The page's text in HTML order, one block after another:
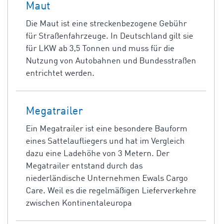
Maut
Die Maut ist eine streckenbezogene Gebühr
für Straßenfahrzeuge. In Deutschland gilt sie
für LKW ab 3,5 Tonnen und muss für die
Nutzung von Autobahnen und Bundesstraßen
entrichtet werden.
Megatrailer
Ein Megatrailer ist eine besondere Bauform
eines Sattelaufliegers und hat im Vergleich
dazu eine Ladehöhe von 3 Metern. Der
Megatrailer entstand durch das
niederländische Unternehmen Ewals Cargo
Care. Weil es die regelmäßigen Lieferverkehre
zwischen Kontinentaleuropa